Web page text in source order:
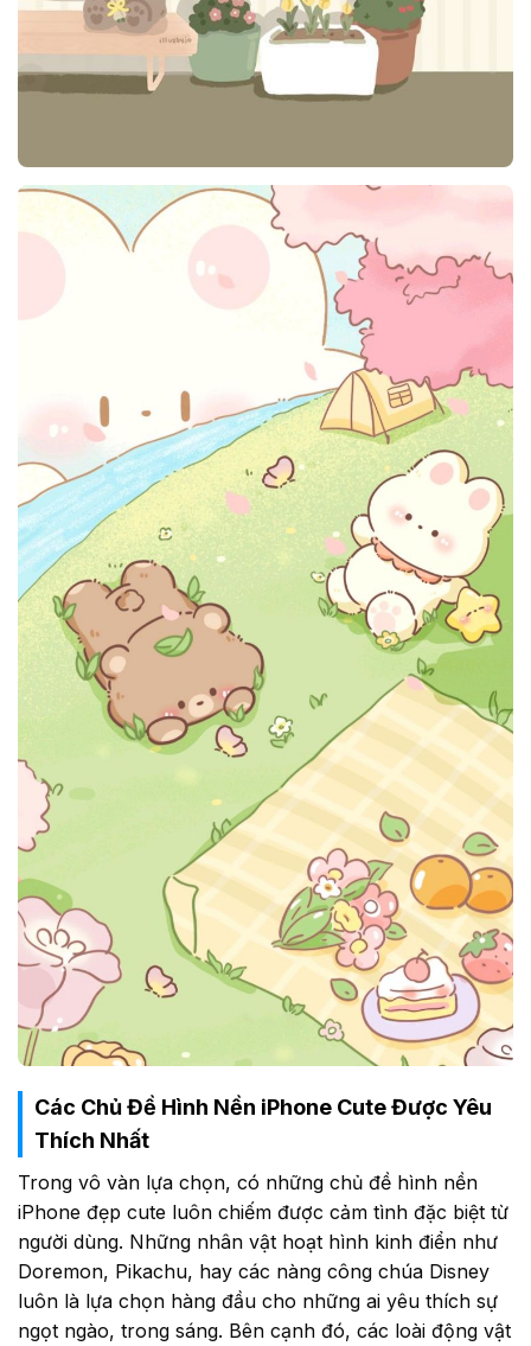
Các Chủ Đề Hình Nền iPhone Cute Được Yêu
Thích Nhất
Trong vô vàn lựa chọn, có những chủ đề hình nền
iPhone đẹp cute luôn chiếm được cảm tình đặc biệt từ
người dùng. Những nhân vật hoạt hình kinh điển như
Doremon, Pikachu, hay các nàng công chúa Disney
luôn là lựa chọn hàng đầu cho những ai yêu thích sự
ngọt ngào, trong sáng. Bên cạnh đó, các loài động vật